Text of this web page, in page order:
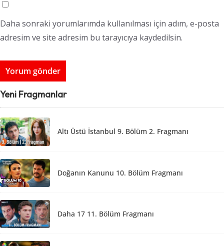
Daha sonraki yorumlarımda kullanılması için adım, e-posta
adresim ve site adresim bu tarayıcıya kaydedilsin.
Yeni Fragmanlar
Altı Üstü İstanbul 9. Bölüm 2. Fragmanı
Doğanın Kanunu 10. Bölüm Fragmanı
Daha 17 11. Bölüm Fragmanı